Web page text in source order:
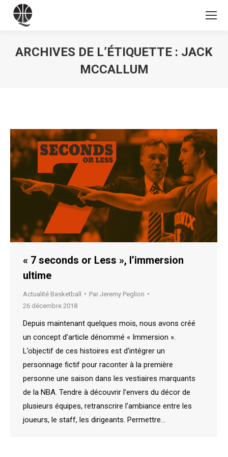
ARCHIVES DE L’ÉTIQUETTE : JACK
MCCALLUM
« 7 seconds or Less », l’immersion
ultime
Actualité Basketball Par Jeremy Peglion
26 décembre 2018
Depuis maintenant quelques mois, nous avons créé
un concept d’article dénommé « Immersion ».
L’objectif de ces histoires est d’intégrer un
personnage fictif pour raconter à la première
personne une saison dans les vestiaires marquants
de la NBA. Tendre à découvrir l’envers du décor de
plusieurs équipes, retranscrire l’ambiance entre les
joueurs, le staff, les dirigeants. Permettre…